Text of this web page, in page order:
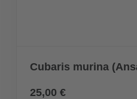
Cubaris murina
25,00 €